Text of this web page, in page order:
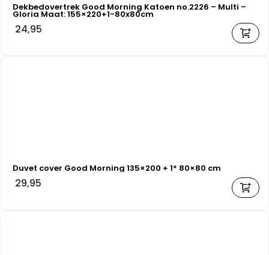
Dekbedovertrek Good Morning Katoen no.2226 – Multi –
Gloria Maat: 155×220+1-80x80cm
24,95
Duvet cover Good Morning 135×200 + 1* 80×80 cm
29,95